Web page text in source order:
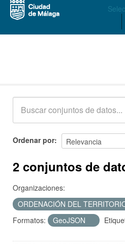
Acerca de
Ordenar por
2 conjuntos de
Organizaciones:
ORDENACIÓN DEL
Formatos:
GeoJSON